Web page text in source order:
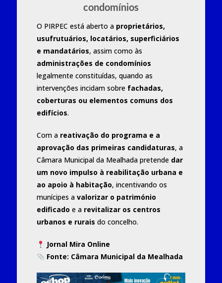
condomínios
O PIRPEC está aberto a proprietários,
usufrutuários, locatários, superficiários
e mandatários, assim como às
administrações de condomínios
legalmente constituídas, quando as
intervenções incidam sobre fachadas,
coberturas ou elementos comuns dos
edifícios.
Com a reativação do programa e a
aprovação das primeiras candidaturas, a
Câmara Municipal da Mealhada pretende dar
um novo impulso à reabilitação urbana e
ao apoio à habitação, incentivando os
munícipes a valorizar o património
edificado e a revitalizar os centros
urbanos e rurais do concelho.
Jornal Mira Online
Fonte: Câmara Municipal da Mealhada